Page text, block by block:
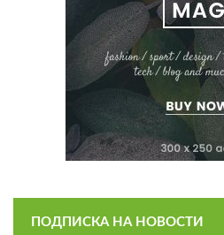
ПОДПИСКА НА НОВОСТИ